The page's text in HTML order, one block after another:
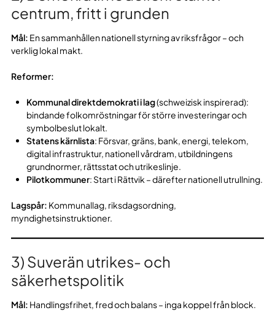
centrum, fritt i grunden
Mål: En sammanhållen nationell styrning av riksfrågor – och
verklig lokal makt.
Reformer:
Kommunal direktdemokrati i lag(schweizisk inspirerad):
bindande folkomröstningar för större investeringar och
symbolbeslut lokalt.
Statens kärnlista: Försvar, gräns, bank, energi, telekom,
digital infrastruktur, nationell vårdram, utbildningens
grundnormer, rättsstat och utrikeslinje.
Pilotkommuner: Start i Rättvik – därefter nationell utrullning.
Lagspår: Kommunallag, riksdagsordning,
myndighetsinstruktioner.
3) Suverän utrikes- och
säkerhetspolitik
Mål: Handlingsfrihet, fred och balans – inga koppel från block.